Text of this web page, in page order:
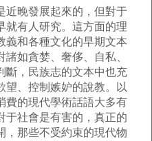
晚發展起來的，但對于
就有人研究。這方面的理
義和各種文化的早期文本
如貪婪、奢侈、自私、
斷，民族志的文本中也充
望、控制嫉妒的說教。以
費的現代學術話語大多有
于社會是有害的，真正的
，那些不受約束的現代物